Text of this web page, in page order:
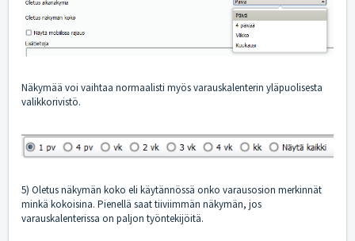
Näkymää voi vaihtaa normaalisti myös varauskalenterin yläpuolisesta
valikkorivistö.
5) Oletus näkymän koko eli käytännössä onko varausosion merkinnät
minkä kokoisina. Pienellä saat tiiviimmän näkymän, jos
varauskalenterissa on paljon työntekijöitä.